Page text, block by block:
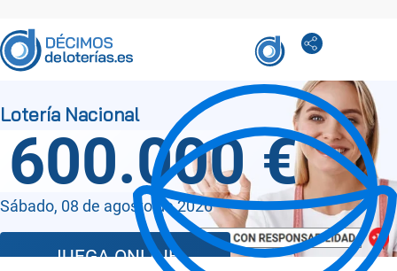
600.000 €
Sábado, 08 de agosto de 2026
JUEGA ONLINE